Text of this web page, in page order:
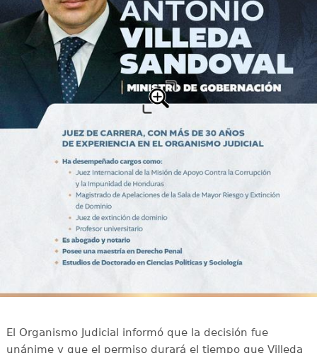
El Organismo Judicial informó que la decisión fue
unánime y que el permiso durará el tiempo que Villeda